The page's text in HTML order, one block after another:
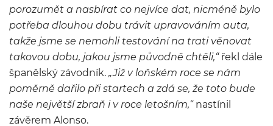
porozumět a nasbírat co nejvíce dat, nicméně bylo
potřeba dlouhou dobu trávit upravováním auta,
takže jsme se nemohli testování na trati věnovat
takovou dobu, jakou jsme původně chtěli,“ řekl dále
španělský závodník. „Již v loňském roce se nám
poměrně dařilo při startech a zdá se, že toto bude
naše největší zbraň i v roce letošním,“nastínil
závěrem Alonso.